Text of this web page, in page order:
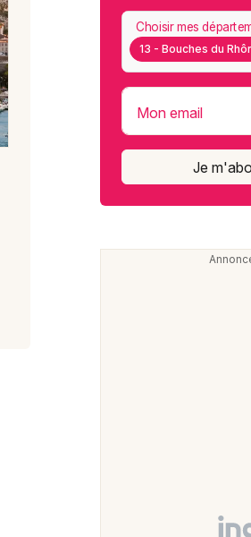
13 - Bouches du
Choisir mes
Mon email
Je